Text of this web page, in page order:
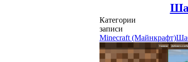
Категории
записи
Minecraft (Майнкрафт)